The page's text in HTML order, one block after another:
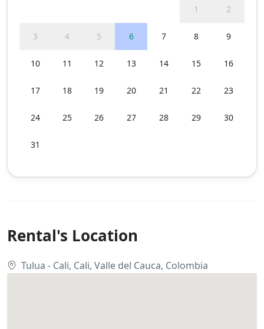
1 2
3 4 5 6 7 8 9
10 11 12 13 14 15 16
17 18 19 20 21 22 23
24 25 26 27 28 29 30
31
Rental's Location
Tulua - Cali, Cali, Valle del Cauca, Colombia